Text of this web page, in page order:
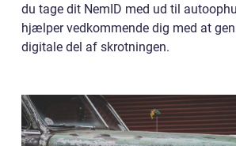
du tage dit NemID med ud til
hjælper vedkommende dig med at
digitale del af skrotningen.